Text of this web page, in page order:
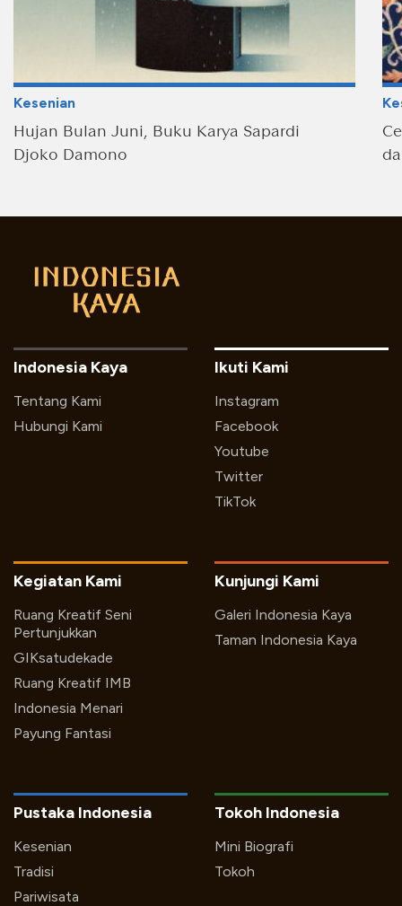
Kesenian
Hujan Bulan Juni, Buku Karya Sapardi
Djoko Damono
Indonesia Kaya
Tentang Kami
Hubungi Kami
Ikuti Kami
Instagram
Facebook
Youtube
Twitter
TikTok
Kegiatan Kami
Ruang Kreatif Seni
Pertunjukkan
GIKsatudekade
Ruang Kreatif IMB
Indonesia Menari
Payung Fantasi
Kunjungi Kami
Galeri Indonesia Kaya
Taman Indonesia Kaya
Pustaka Indonesia
Kesenian
Tradisi
Pariwisata
Tokoh Indonesia
Mini Biografi
Tokoh